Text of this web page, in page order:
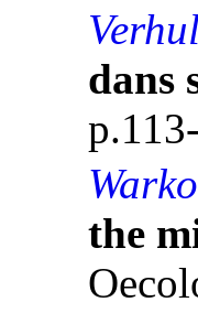
dans
the